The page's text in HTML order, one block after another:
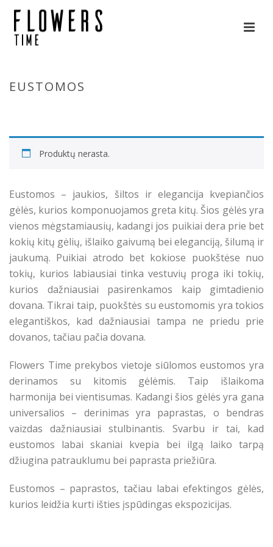
EUSTOMOS
Produktų nerasta.
Eustomos – jaukios, šiltos ir elegancija kvepiančios
gėlės, kurios komponuojamos greta kitų. Šios gėlės yra
vienos mėgstamiausių, kadangi jos puikiai dera prie bet
kokių kitų gėlių, išlaiko gaivumą bei eleganciją, šilumą ir
jaukumą. Puikiai atrodo bet kokiose puokštėse nuo
tokių, kurios labiausiai tinka vestuvių proga iki tokių,
kurios dažniausiai pasirenkamos kaip gimtadienio
dovana. Tikrai taip, puokštės su eustomomis yra tokios
elegantiškos, kad dažniausiai tampa ne priedu prie
dovanos, tačiau pačia dovana.
Flowers Time prekybos vietoje siūlomos eustomos yra
derinamos su kitomis gėlėmis. Taip išlaikoma
harmonija bei vientisumas. Kadangi šios gėlės yra gana
universalios – derinimas yra paprastas, o bendras
vaizdas dažniausiai stulbinantis. Svarbu ir tai, kad
eustomos labai skaniai kvepia bei ilgą laiko tarpą
džiugina patrauklumu bei paprasta priežiūra.
Eustomos – paprastos, tačiau labai efektingos gėlės,
kurios leidžia kurti išties įspūdingas ekspozicijas.